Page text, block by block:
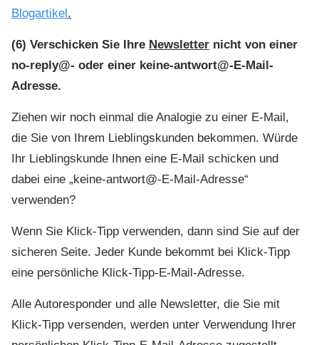
Blogartikel.
(6) Verschicken Sie Ihre Newsletter nicht von einer
no-reply@- oder einer keine-antwort@-E-Mail-
Adresse.
Ziehen wir noch einmal die Analogie zu einer E-Mail,
die Sie von Ihrem Lieblingskunden bekommen. Würde
Ihr Lieblingskunde Ihnen eine E-Mail schicken und
dabei eine „keine-antwort@-E-Mail-Adresse“
verwenden?
Wenn Sie Klick-Tipp verwenden, dann sind Sie auf der
sicheren Seite. Jeder Kunde bekommt bei Klick-Tipp
eine persönliche Klick-Tipp-E-Mail-Adresse.
Alle Autoresponder und alle Newsletter, die Sie mit
Klick-Tipp versenden, werden unter Verwendung Ihrer